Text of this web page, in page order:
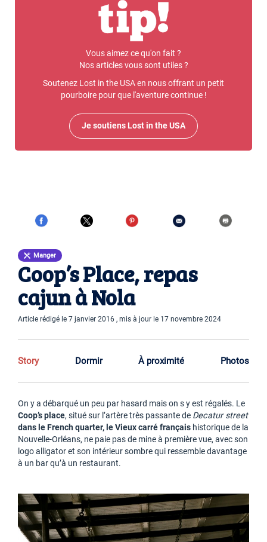
Manger
Coop’s Place, repas
cajun à Nola
Article rédigé le 7 janvier 2016 , mis à jour le 17 novembre 2024
Story Dormir À proximité Photos
On y a débarqué un peu par hasard mais on s y est régalés. Le
Coop’s place, situé sur l’artère très passante de Decatur street
dans le French quarter, le Vieux carré français historique de la
Nouvelle-Orléans, ne paie pas de mine à première vue, avec son
logo alligator et son intérieur sombre qui ressemble davantage
à un bar qu’à un restaurant.
Vous aimez ce qu'on fait ?
Nos articles vous sont utiles ?
Soutenez Lost in the USA en nous offrant un petit
pourboire pour que l'aventure continue !
Je soutiens Lost in the USA